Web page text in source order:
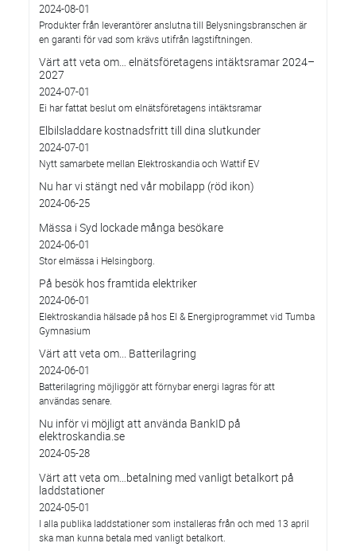
2024-08-01
Produkter från leverantörer anslutna till Belysningsbranschen är
en garanti för vad som krävs utifrån lagstiftningen.
Värt att veta om… elnätsföretagens intäktsramar 2024–
2027
2024-07-01
Ei har fattat beslut om elnätsföretagens intäktsramar
Elbilsladdare kostnadsfritt till dina slutkunder
2024-07-01
Nytt samarbete mellan Elektroskandia och Wattif EV
Nu har vi stängt ned vår mobilapp (röd ikon)
2024-06-25
Mässa i Syd lockade många besökare
2024-06-01
Stor elmässa i Helsingborg.
På besök hos framtida elektriker
2024-06-01
Elektroskandia hälsade på hos El & Energiprogrammet vid Tumba
Gymnasium
Värt att veta om... Batterilagring
2024-06-01
Batterilagring möjliggör att förnybar energi lagras för att
användas senare.
Nu inför vi möjligt att använda BankID på
elektroskandia.se
2024-05-28
Värt att veta om…betalning med vanligt betalkort på
laddstationer
2024-05-01
I alla publika laddstationer som installeras från och med 13 april
ska man kunna betala med vanligt betalkort.